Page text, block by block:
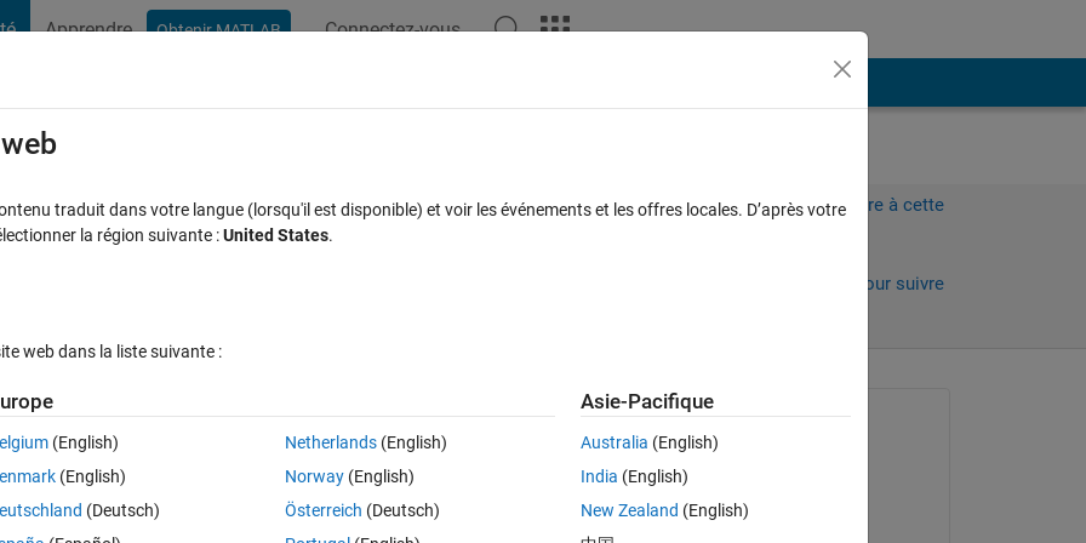
Apprendre Obtenir MATLAB Connectez-vous
to Google Maps)
Connectez-vous pour répondre à cette
Connectez-vous pour suivre
Afficher commentaires plus anciens
When I plot them want to draw a scale that changes accordingly with
Jose Rego Terol
le 16 Fév 2020
traduit dans votre langue (lorsqu'il est disponible) et voir les événements et les offres locales. D’après votre
la région suivante :United States.
web dans la liste suivante :
(English)
(English)
(Deutsch)
Netherlands(English)
Norway(English)
Österreich (Deutsch)
Asie-Pacifique
Australia (English)
India (English)
New Zealand (English)